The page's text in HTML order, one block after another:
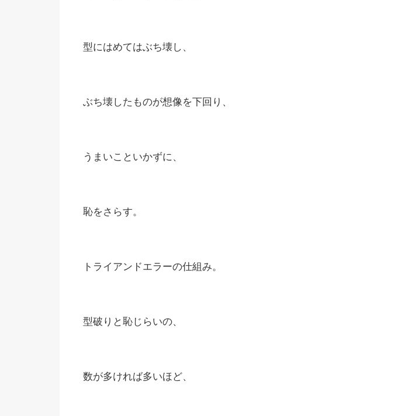
型にはめてはぶち壊し、
ぶち壊したものが想像を下回り、
うまいこといかずに、
恥をさらす。
トライアンドエラーの仕組み。
型破りと恥じらいの、
数が多ければ多いほど、